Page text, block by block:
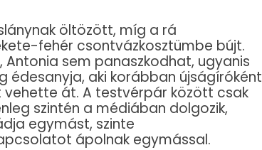
öltözött, míg a rá
fehér csontvázkosztümbe bújt.
sem panaszkodhat, ugyanis
édesanyja, aki korábban újságíróként
át. A testvérpár között csak
szintén a médiában dolgozik,
egymást, szinte
ápolnak egymással.